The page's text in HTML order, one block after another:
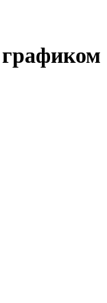
графиком